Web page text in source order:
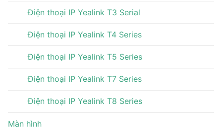
Điện thoại IP Yealink T3 Serial
Điện thoại IP Yealink T4 Series
Điện thoại IP Yealink T5 Series
Điện thoại IP Yealink T7 Series
Điện thoại IP Yealink T8 Series
Màn hình